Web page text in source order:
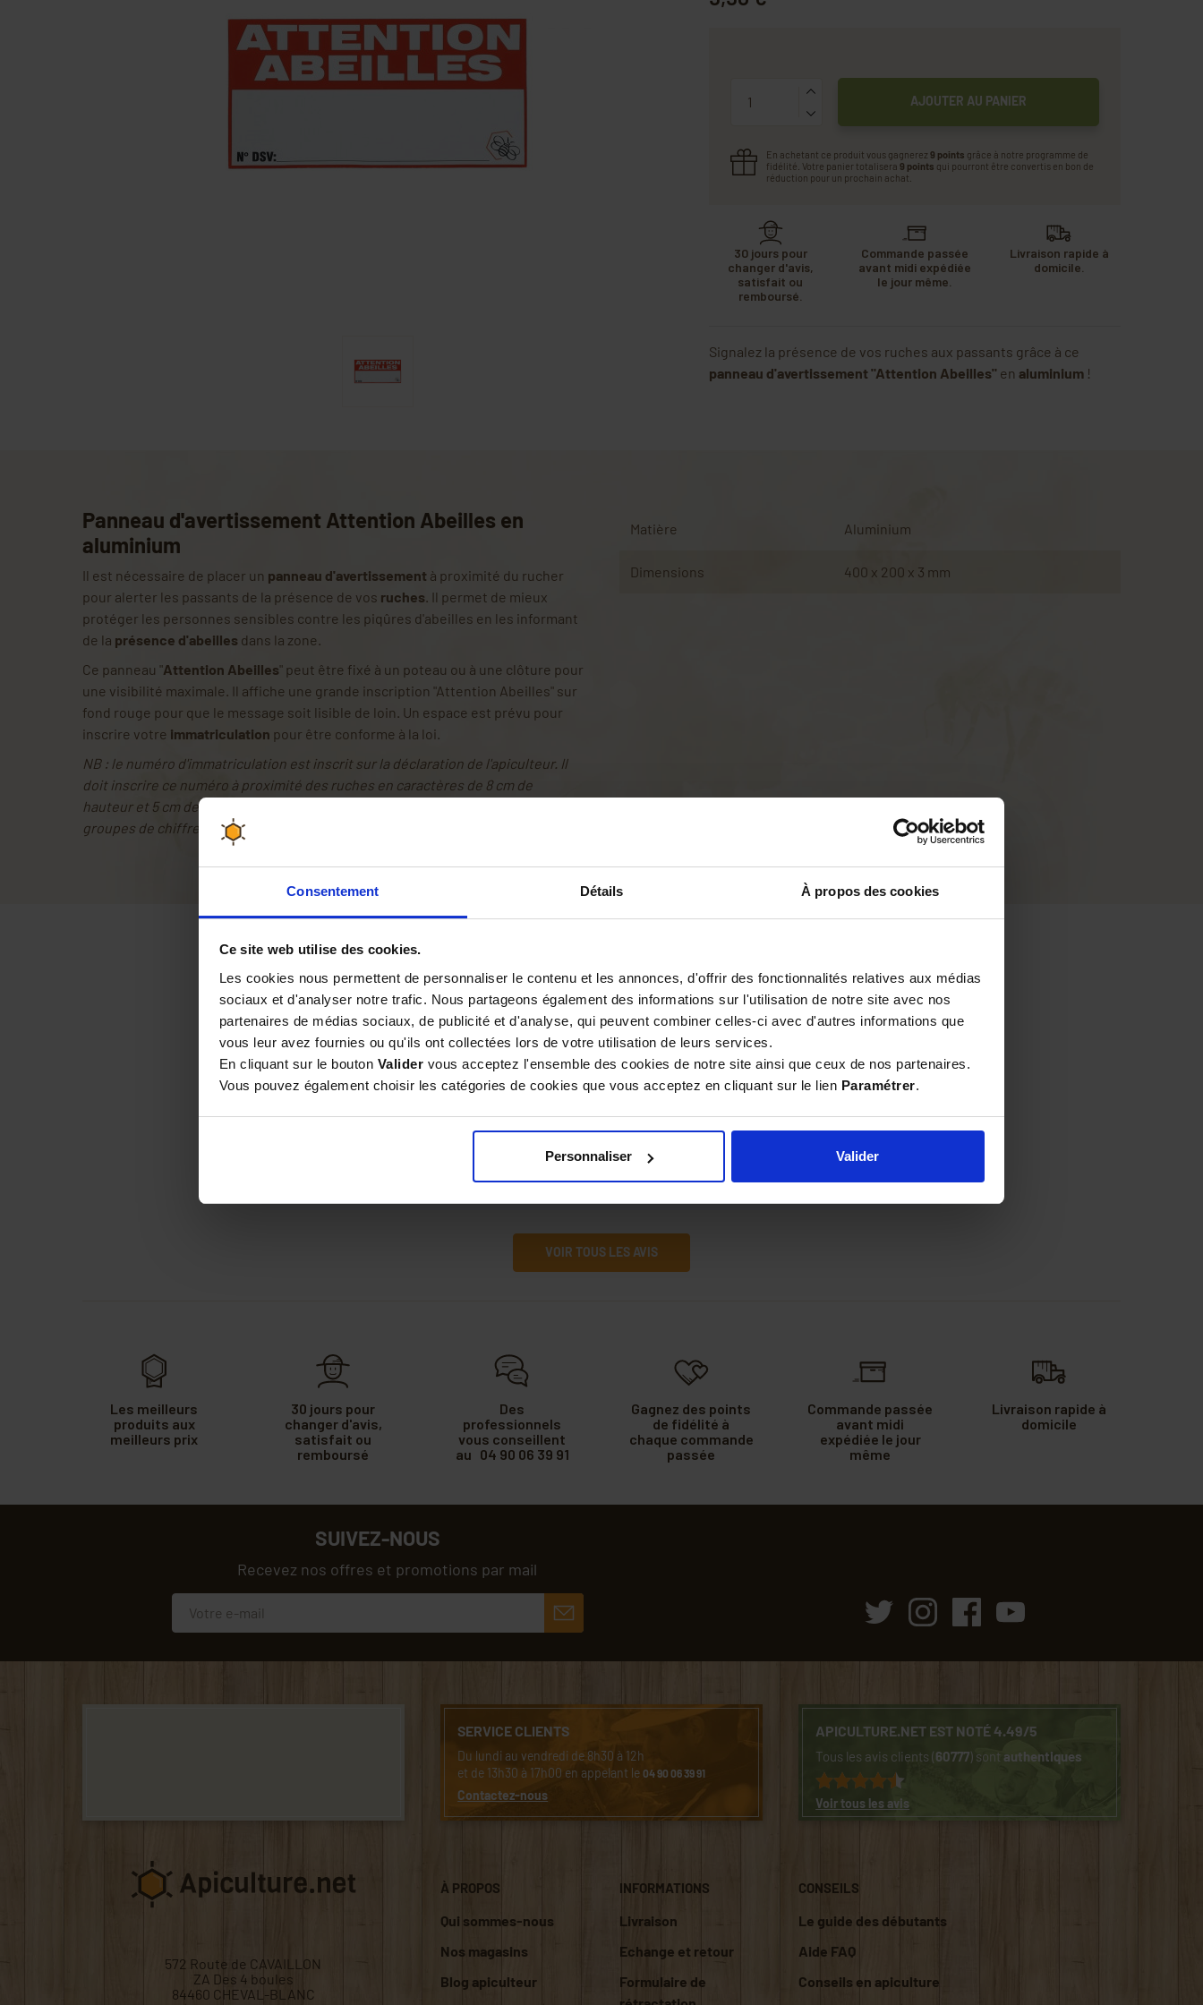
Consentement Détails À propos des cookies
Ce site web utilise des cookies.
Les cookies nous permettent de personnaliser le contenu et les annonces, d'offrir des fonctionnalités relatives aux médias
sociaux et d'analyser notre trafic. Nous partageons également des informations sur l'utilisation de notre site avec nos
partenaires de médias sociaux, de publicité et d'analyse, qui peuvent combiner celles-ci avec d'autres informations que
vous leur avez fournies ou qu'ils ont collectées lors de votre utilisation de leurs services.
En cliquant sur le bouton Valider vous acceptez l'ensemble des cookies de notre site ainsi que ceux de nos partenaires.
Vous pouvez également choisir les catégories de cookies que vous acceptez en cliquant sur le lien Paramétrer.
Personnaliser Valider
AJOUTER AU PANIER
En achetant ce produit vous gagnerez 9 points grâce à notre programme de
fidélité. Votre panier totalisera 9 points qui pourront être convertis en bon de
réduction pour un prochain achat.
30 jours pour
changer d'avis,
satisfait ou
remboursé.
Commande passée
avant midi expédiée
le jour même.
Livraison rapide à
domicile.
Signalez la présence de vos ruches aux passants grâce à ce
panneau d'avertissement "Attention Abeilles"en aluminium!
Panneau d'avertissement Attention Abeilles en
aluminium
Il est nécessaire de placer un panneau d'avertissement à proximité du rucher
pour alerter les passants de la présence de vos ruches. Il permet de mieux
protéger les personnes sensibles contre les piqûres d'abeilles en les informant
de la présence d'abeilles dans la zone.
Ce panneau "Attention Abeilles " peut être fixé à un poteau ou à une clôture pour
une visibilité maximale. Il affiche une grande inscription "Attention Abeilles" sur
fond rouge pour que le message soit lisible de loin. Un espace est prévu pour
inscrire votre immatriculation pour être conforme à la loi.
NB : le numéro d'immatriculation est inscrit sur la déclaration de l'apiculteur. Il
doit inscrire ce numéro à proximité des ruches en caractères de 8 cm de
hauteur et 5 cm de largeur minimum avec un tiret de séparation entre les
groupes de chiffres.
Matière Aluminium
Dimensions 400 x 200 x 3 mm
ParErwan T le 24/03/2026
Panneau standard, mériterait des pré-trous pour la
fixation
ParMarc Rle 26/02/2026
VOIR TOUS LES AVIS
Les meilleurs
produits aux
meilleurs prix
30 jours pour
changer d'avis,
satisfait ou
remboursé
Des
professionnels
vous conseillent
au 04 90 06 39 91
Gagnez des points
de fidélité à
chaque commande
passée
Commande passée
avant midi
expédiée le jour
même
Livraison rapide à
domicile
SUIVEZ-NOUS
Recevez nos offres et promotions par mail
SERVICE CLIENTS
Du lundi au vendredi de 8h30 à 12h
et de 13h30 à 17h00 en appelant le04 90 06 39 91
Contactez-nous
APICULTURE.NET EST NOTÉ 4.49/5
Tous les avis clients (60777) sont authentiques
Voir tous les avis
572 Route de CAVAILLON
ZA Des 4 boules
84460 CHEVAL-BLANC
À PROPOS
Qui sommes-nous
Nos magasins
Blog apiculteur
INFORMATIONS
Livraison
Echange et retour
Formulaire de
CONSEILS
Le guide des débutants
Aide FAQ
Conseils en apiculture